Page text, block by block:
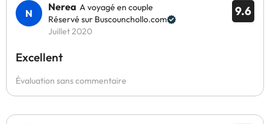
9.6
Nerea A voyagé en couple
Réservé sur Buscounchollo.com
Juillet 2020
Excellent
Évaluation sans commentaire